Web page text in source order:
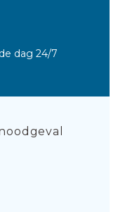
dag 24/7